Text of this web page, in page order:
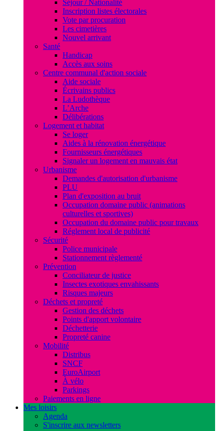
Séjour / Nationalité
Inscription listes électorales
Vote par procuration
Les cimetières
Nouvel arrivant
Santé
Handicap
Accès aux soins
Centre communal d'action sociale
Aide sociale
Écrivains publics
La Ludothèque
L’Arche
Délibérations
Logement et habitat
Se loger
Aides à la rénovation énergétique
Fournisseurs énergétiques
Signaler un logement en mauvais état
Urbanisme
Demandes d'autorisation d'urbanisme
PLU
Plan d'exposition au bruit
Occupation domaine public (animations
culturelles et sportives)
Occupation du domaine public pour travaux
Réglement local de publicité
Sécurité
Police municipale
Stationnement règlementé
Prévention
Conciliateur de justice
Insectes exotiques envahissants
Risques majeurs
Déchets et propreté
Gestion des déchets
Points d'apport volontaire
Déchetterie
Propreté canine
Mobilité
Distribus
SNCF
EuroAirport
À vélo
Parkings
Paiements en ligne
Mes loisirs
Agenda
S'inscrire aux newsletters